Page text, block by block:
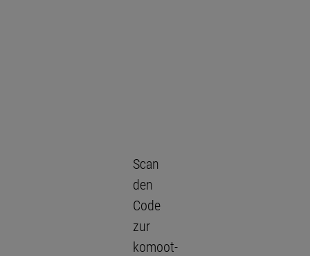
Scan
den
Code
zur
komoot-